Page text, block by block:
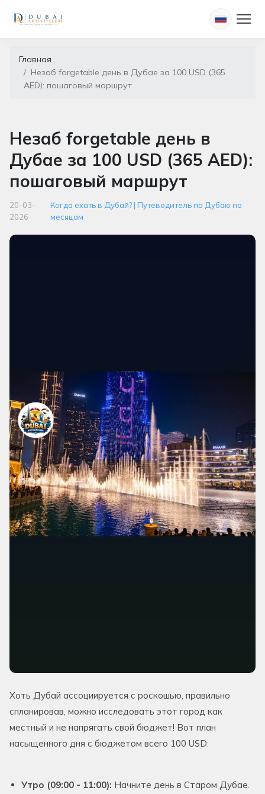
Главная
Незаб forgetable день в Дубае за 100 USD (365
AED): пошаговый маршрут
Незаб forgetable день в
Дубае за 100 USD (365 AED):
пошаговый маршрут
20-03-
2026
Когда ехать в Дубай? | Путеводитель по Дубаю по
месяцам
Хоть Дубай ассоциируется с роскошью, правильно
спланировав, можно исследовать этот город как
местный и не напрягать свой бюджет! Вот план
насыщенного дня с бюджетом всего 100 USD:
Утро (09:00 - 11:00): Начните день в Старом Дубае.